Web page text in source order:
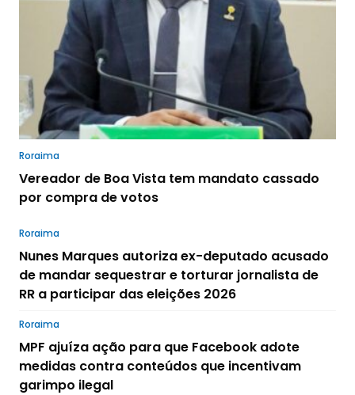
Roraima
Vereador de Boa Vista tem mandato cassado
por compra de votos
Roraima
Nunes Marques autoriza ex-deputado acusado
de mandar sequestrar e torturar jornalista de
RR a participar das eleições 2026
Roraima
MPF ajuíza ação para que Facebook adote
medidas contra conteúdos que incentivam
garimpo ilegal